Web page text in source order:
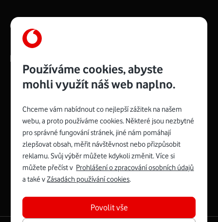
Spojte se s Vodafonem
Facebook
X
InstagramYoutube
Facebook
O nás
Kontakty
Management
and
engineering
consultancy
Recruitment
Academy
Awards
logo
Top
odpovědná
firma
roku
2024
Platinové
ocenění
udržitelnosti
EcoVadis
2025
Buy
Vodafone
má
zelenou
Používáme cookies, abyste
mohli využít náš web naplno.
Chceme vám nabídnout co nejlepší zážitek na našem
webu, a proto používáme cookies. Některé jsou nezbytné
pro správné fungování stránek, jiné nám pomáhají
zlepšovat obsah, měřit návštěvnost nebo přizpůsobit
reklamu. Svůj výběr můžete kdykoli změnit. Více si
můžete přečíst v Prohlášení o zpracování osobních údajů
a také vZásadách používání cookies.
Povolit vše